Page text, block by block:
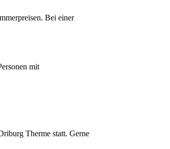
Bei einer
mit
Therme statt. Gerne